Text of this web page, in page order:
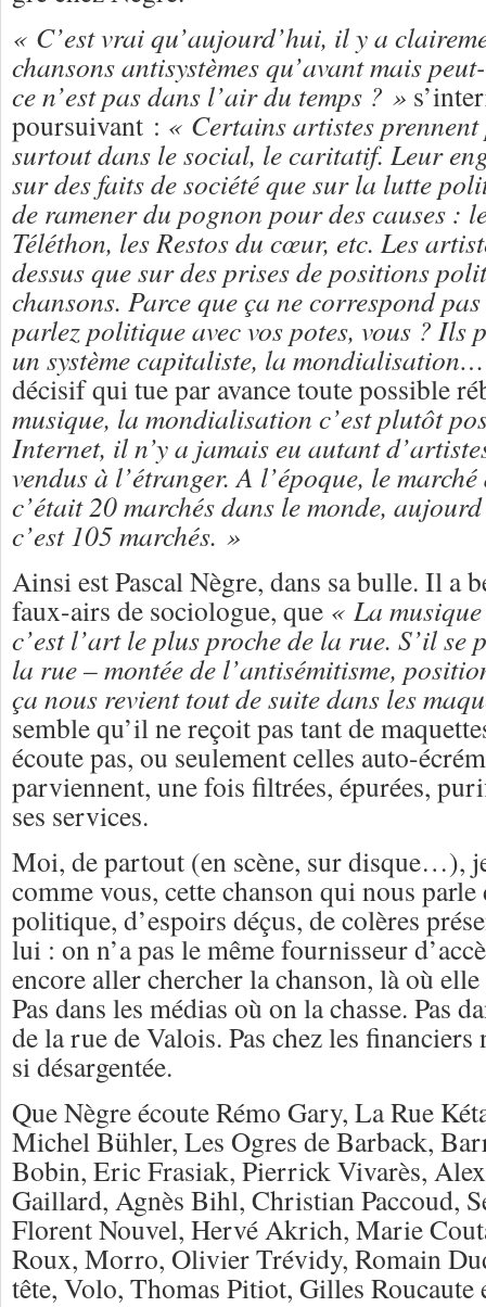
« C’est vrai qu’aujourd’hui, il y a
chansons antisystèmes qu’avant mais
ce n’est pas dans l’air du temps ? »
poursuivant : « Certains artistes
surtout dans le social, le caritatif. Leur
sur des faits de société que sur la lutte
de ramener du pognon pour des causes :
Téléthon, les Restos du cœur, etc. Les
dessus que sur des prises de positions
chansons. Parce que ça ne correspond
parlez politique avec vos potes, vous ? Ils
un système capitaliste, la
décisif qui tue par avance toute possible
musique, la mondialisation c’est plutôt
Internet, il n’y a jamais eu autant
vendus à l’étranger. A l’époque, le
c’était 20 marchés dans le monde,
c’est 105 marchés. »
Ainsi est Pascal Nègre, dans sa bulle. Il a
faux-airs de sociologue, que « La
c’est l’art le plus proche de la rue. S’il se
la rue – montée de l’antisémitisme,
ça nous revient tout de suite dans les
semble qu’il ne reçoit pas tant de
écoute pas, ou seulement celles auto-
parviennent, une fois filtrées, épurées,
ses services.
Moi, de partout (en scène, sur disque…),
comme vous, cette chanson qui nous
politique, d’espoirs déçus, de colères
lui : on n’a pas le même fournisseur
encore aller chercher la chanson, là où
Pas dans les médias où on la chasse. Pas
de la rue de Valois. Pas chez les
si désargentée.
Que Nègre écoute Rémo Gary, La Rue
Michel Bühler, Les Ogres de Barback,
Bobin, Eric Frasiak, Pierrick Vivarès,
Gaillard, Agnès Bihl, Christian Paccoud,
Florent Nouvel, Hervé Akrich, Marie
Roux, Morro, Olivier Trévidy, Romain
tête, Volo, Thomas Pitiot, Gilles Roucaute